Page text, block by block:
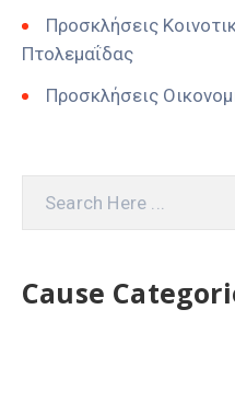
Προσκλήσεις
Πτολεμαΐδας
Προσκλήσεις
Cause